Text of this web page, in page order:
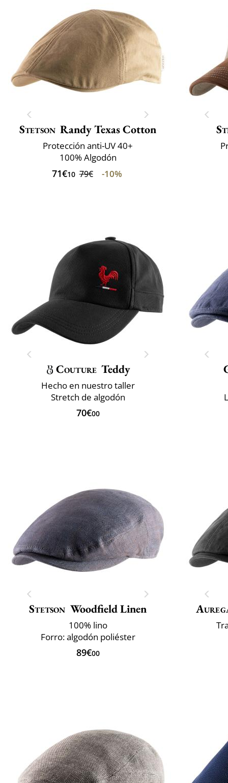
Stetson Randy Texas Cotton
Protección anti-UV 40+
100% Algodón
71€10 79€ -10%
Couture Teddy
Hecho en nuestro taller
Stretch de algodón
70€00
Stetson Woodfield Linen
100% lino
Forro: algodón poliéster
89€00